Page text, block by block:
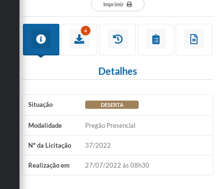
Imprimir
4
Detalhes
Situação DESERTA
Modalidade Pregão Presencial
Nº da Licitação 37/2022
Realização em 27/07/2022 às 08h30